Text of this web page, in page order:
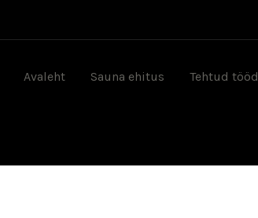
Avaleht Sauna ehitus Tehtud tööd